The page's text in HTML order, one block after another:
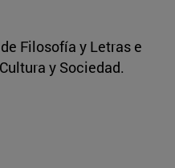
Filosofía y Letras e
y Sociedad.